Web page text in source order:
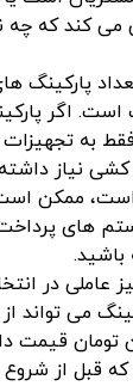
می کند که چه
پارکینگ
است. اگر
به تجهیزات
نیاز
ممکن
های
باشید.
عاملی در
می تواند
تومان قیمت
قبل از